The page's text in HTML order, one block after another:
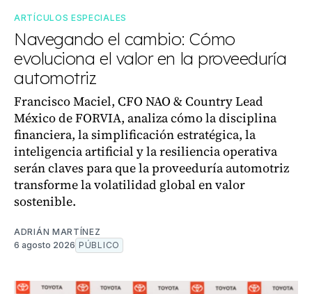
ARTÍCULOS ESPECIALES
Navegando el cambio: Cómo
evoluciona el valor en la proveeduría
automotriz
Francisco Maciel, CFO NAO & Country Lead
México de FORVIA, analiza cómo la disciplina
financiera, la simplificación estratégica, la
inteligencia artificial y la resiliencia operativa
serán claves para que la proveeduría automotriz
transforme la volatilidad global en valor
sostenible.
ADRIÁN MARTÍNEZ
6 agosto 2026 PÚBLICO